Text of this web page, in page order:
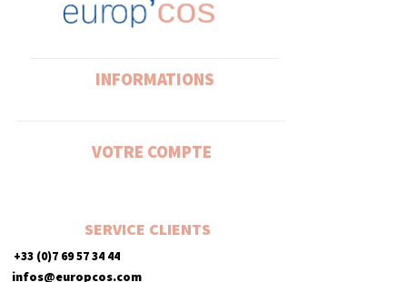
INFORMATIONS
VOTRE COMPTE
SERVICE CLIENTS
+33 (0)7 69 57 34 44
infos@europcos.com
Log in